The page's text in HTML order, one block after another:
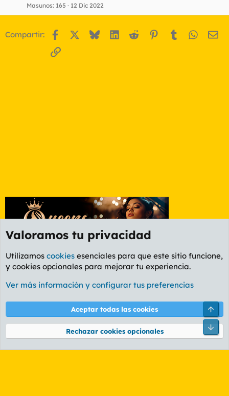
Masunos 165 12 Dic 2022
Compartir: Facebook BlueskyLinkedIn
Reddit Pinterest
Tumblr
Enlace
Foro Ocio y Cultura
Cookies
PL OLDSTYLE AMARILLO
Términos y reglas Política de privacidad Ayuda
Community platform by XenForo® © 2010-2026 XenForo Ltd.
Valoramos tu privacidad
Utilizamos cookies esenciales para que este sitio funcione,
y cookies opcionales para mejorar tu experiencia.
Ver más información y configurar tus preferencias
Aceptar todas las cookies
Rechazar cookies opcionales
Pie